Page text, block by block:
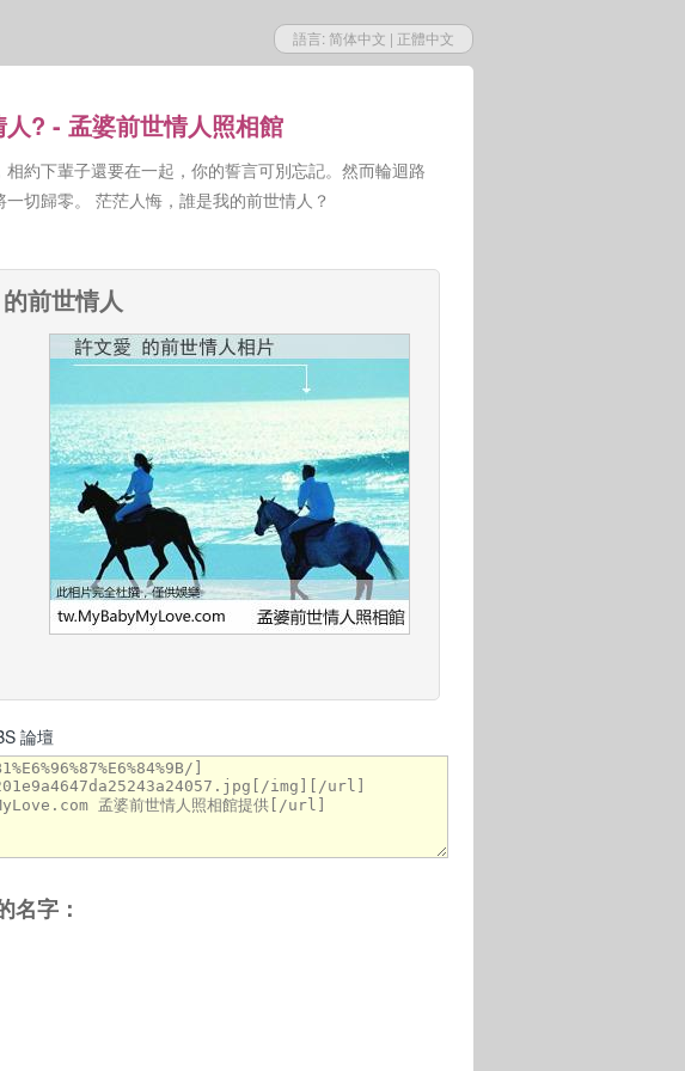
語言: 简体中文 | 正體中文
? - 孟婆前世情人照相館
約下輩子還要在一起，你的誓言可別忘記。然而輪迴路
切歸零。 茫茫人悔，誰是我的前世情人？
前世情人
論壇
名字：